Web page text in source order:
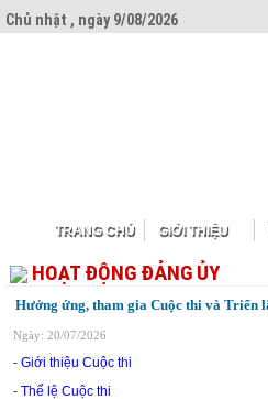
Chủ nhật , ngày 9/08/2026
TRANG CHỦ GIỚI THIỆU
HOẠT ĐỘNG ĐẢNG ỦY
Hưởng ứng, tham gia Cuộc thi và Triển
Ngày: 20/07/2026
- Giới thiệu Cuộc thi
- Thể lệ Cuộc thi